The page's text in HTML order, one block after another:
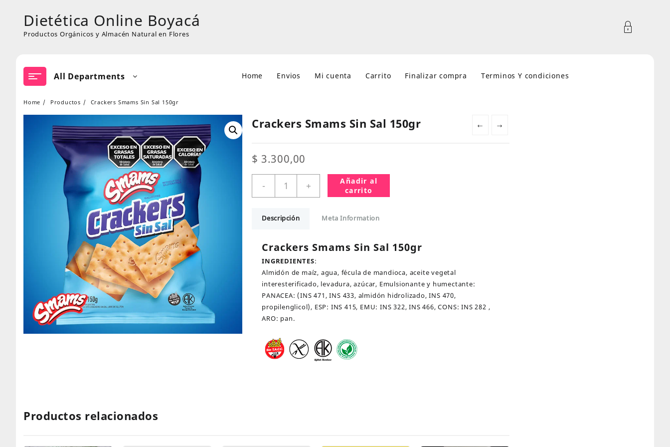
contentDietética Online Boyacá
Productos Orgánicos y Almacén Natural en Flores
All Departments Home Envios Mi cuenta Carrito Finalizar compra Terminos Y condiciones
Home Productos Crackers Smams Sin Sal 150gr
← →
Crackers Smams Sin Sal 150gr
$ 3.300,00
-
Smams
Sin
150gr
+
Añadir al
carrito
Descripción Meta Information
Crackers Smams Sin Sal 150gr
INGREDIENTES:
Almidón de maíz, agua, fécula de mandioca, aceite vegetal
interesterificado, levadura, azúcar, Emulsionante y humectante:
PANACEA: (INS 471, INS 433, almidón hidrolizado, INS 470,
propilenglicol), ESP: INS 415, EMU: INS 322, INS 466, CONS: INS 282 ,
ARO: pan.
Productos relacionados